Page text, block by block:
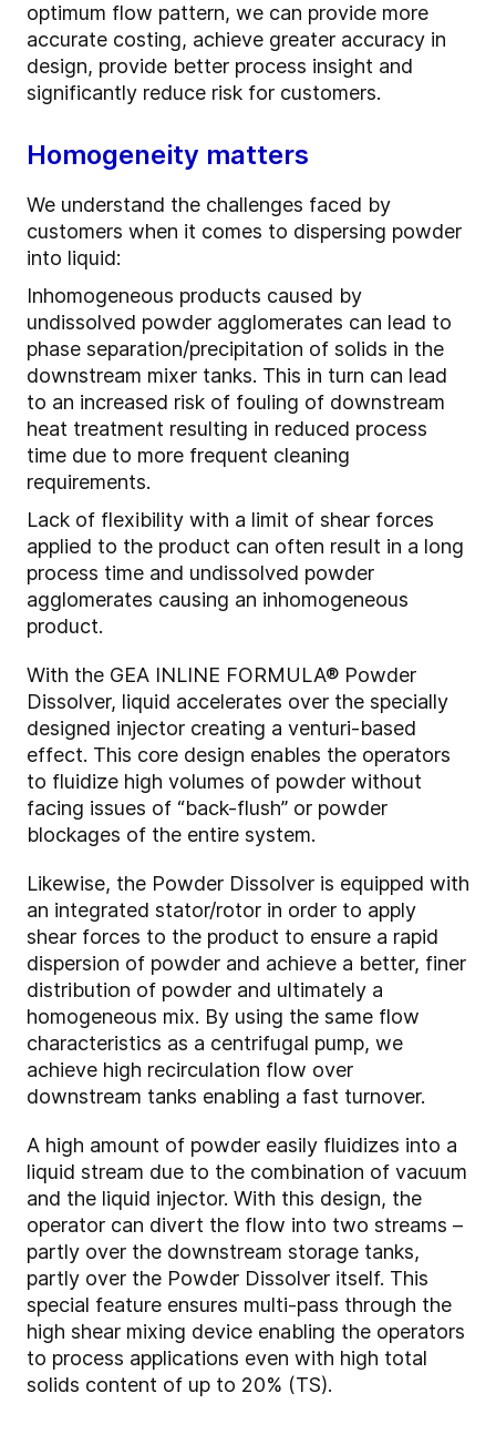
optimum flow pattern, we can provide more
accurate costing, achieve greater accuracy in
design, provide better process insight and
significantly reduce risk for customers.
Homogeneity matters
We understand the challenges faced by
customers when it comes to dispersing powder
into liquid:
Inhomogeneous products caused by
undissolved powder agglomerates can lead to
phase separation/precipitation of solids in the
downstream mixer tanks. This in turn can lead
to an increased risk of fouling of downstream
heat treatment resulting in reduced process
time due to more frequent cleaning
requirements.
Lack of flexibility with a limit of shear forces
applied to the product can often result in a long
process time and undissolved powder
agglomerates causing an inhomogeneous
product.
With the GEA INLINE FORMULA® Powder
Dissolver, liquid accelerates over the specially
designed injector creating a venturi-based
effect. This core design enables the operators
to fluidize high volumes of powder without
facing issues of “back-flush” or powder
blockages of the entire system.
Likewise, the Powder Dissolver is equipped with
an integrated stator/rotor in order to apply
shear forces to the product to ensure a rapid
dispersion of powder and achieve a better, finer
distribution of powder and ultimately a
homogeneous mix. By using the same flow
characteristics as a centrifugal pump, we
achieve high recirculation flow over
downstream tanks enabling a fast turnover.
A high amount of powder easily fluidizes into a
liquid stream due to the combination of vacuum
and the liquid injector. With this design, the
operator can divert the flow into two streams –
partly over the downstream storage tanks,
partly over the Powder Dissolver itself. This
special feature ensures multi-pass through the
high shear mixing device enabling the operators
to process applications even with high total
solids content of up to 20% (TS).